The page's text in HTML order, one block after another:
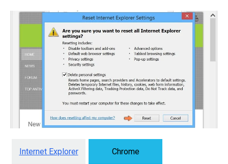
Internet Explorer Chrome